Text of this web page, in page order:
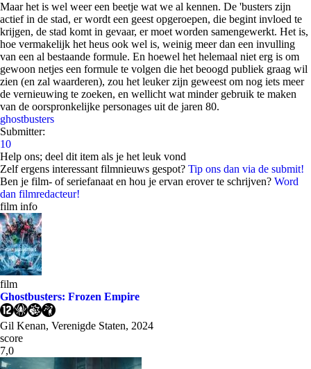
Maar het is wel weer een beetje wat we al kennen. De 'busters zijn
actief in de stad, er wordt een geest opgeroepen, die begint invloed te
krijgen, de stad komt in gevaar, er moet worden samengewerkt. Het is,
hoe vermakelijk het heus ook wel is, weinig meer dan een invulling
van een al bestaande formule. En hoewel het helemaal niet erg is om
gewoon netjes een formule te volgen die het beoogd publiek graag wil
zien (en zal waarderen), zou het leuker zijn geweest om nog iets meer
de vernieuwing te zoeken, en wellicht wat minder gebruik te maken
van de oorspronkelijke personages uit de jaren 80.
ghostbusters
Submitter:
10
Help ons; deel dit item als je het leuk vond
Zelf ergens interessant filmnieuws gespot? Tip ons dan via de submit!
Ben je film- of seriefanaat en hou je ervan erover te schrijven? Word
dan filmredacteur!
film info
film
Ghostbusters: Frozen Empire
Gil Kenan, Verenigde Staten, 2024
score
7,0